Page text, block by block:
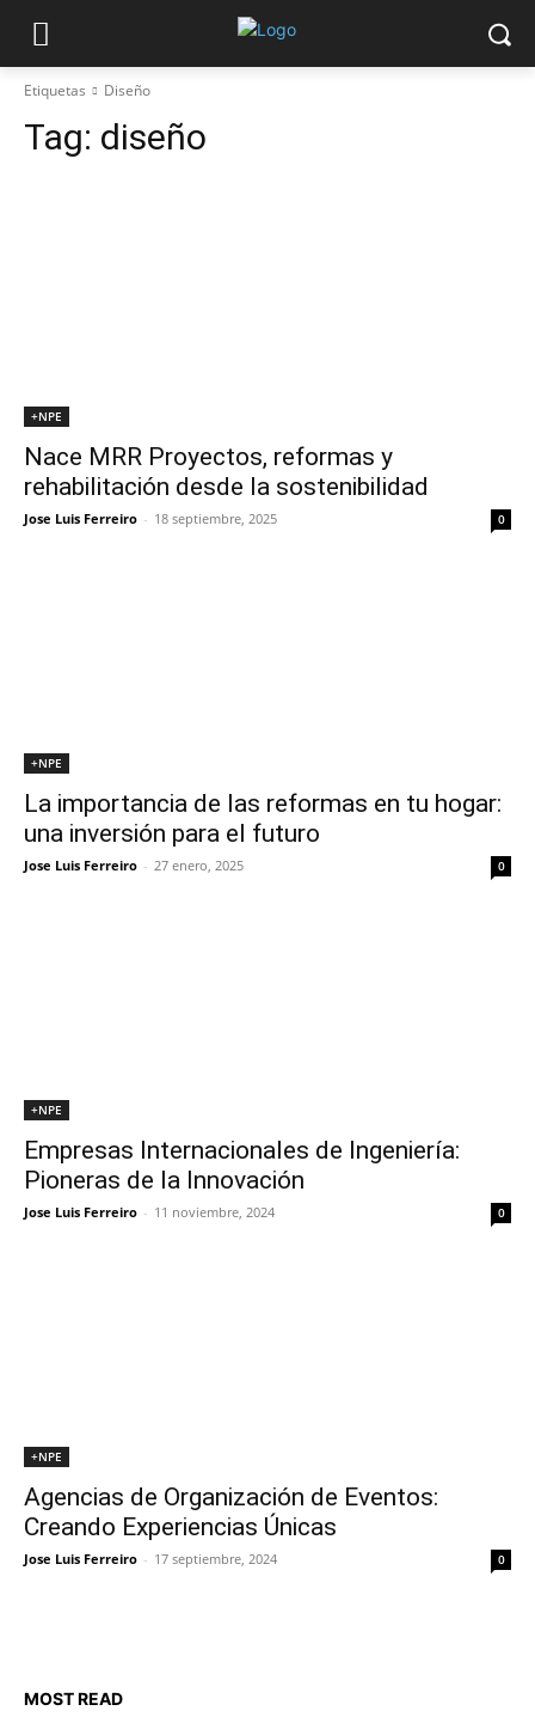
Etiquetas Diseño
Tag: diseño
+NPE
Nace MRR Proyectos, reformas y
rehabilitación desde la sostenibilidad
Jose Luis Ferreiro - 18 septiembre, 2025 0
+NPE
La importancia de las reformas en tu hogar:
una inversión para el futuro
Jose Luis Ferreiro - 27 enero, 2025 0
+NPE
Empresas Internacionales de Ingeniería:
Pioneras de la Innovación
Jose Luis Ferreiro - 11 noviembre, 2024 0
+NPE
Agencias de Organización de Eventos:
Creando Experiencias Únicas
Jose Luis Ferreiro - 17 septiembre, 2024 0
MOST READ